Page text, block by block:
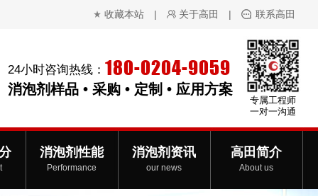
收藏本站 | 关于高田 | 联系高田
24小时咨询热线： 180-0204-9059
消泡剂样品 • 采购 • 定制 • 应用方案
专属工程师
一对一沟通
消泡剂性能
Performance
消泡剂资讯
our news
高田简介
About us